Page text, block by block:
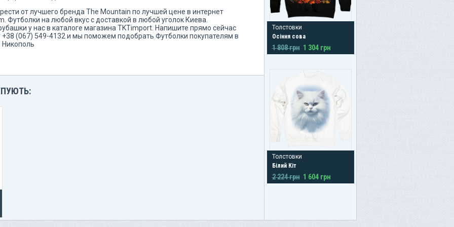
от лучшего бренда The Mountain по лучшей цене в интернет
на любой вкус с доставкой в любой уголок Киева.
у нас в каталоге магазина TKTimport. Напишите прямо сейчас
(067) 549-4132 и мы поможем подобрать Футболки покупателям в
Никополь
Толстовки
Осіння сова
1 808 грн 1 304 грн
Толстовки
Білий Кіт
2 224 грн 1 604 грн